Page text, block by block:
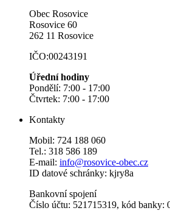
Obec Rosovice
Rosovice 60
262 11 Rosovice
IČO:00243191
Úřední hodiny
Pondělí: 7:00 - 17:00
Čtvrtek: 7:00 - 17:00
Kontakty
Mobil: 724 188 060
Tel.: 318 586 189
E-mail: info@rosovice-obec.cz
ID datové schránky: kjry8a
Bankovní spojení
Číslo účtu: 521715319, kód banky: